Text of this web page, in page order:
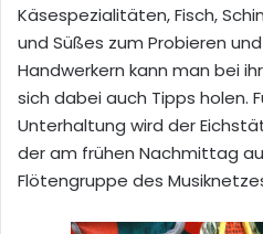
Käsespezialitäten, Fisch,
und Süßes zum Probieren
Handwerkern kann man bei
sich dabei auch Tipps holen.
Unterhaltung wird der
der am frühen Nachmittag
Flötengruppe des